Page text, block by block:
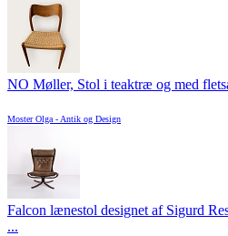
NO Møller, Stol i teaktræ og med
Moster Olga - Antik og Design
Falcon lænestol designet af Sigurd
...